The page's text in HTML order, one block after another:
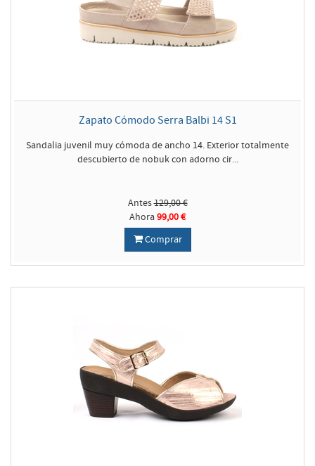
Zapato Cómodo Serra Balbi 14 S1
Sandalia juvenil muy cómoda de ancho 14. Exterior totalmente
descubierto de nobuk con adorno cir...
Antes129,00 €
Ahora99,00 €
Comprar